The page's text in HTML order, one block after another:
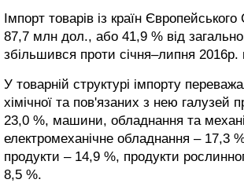
Імпорт товарів із країн
87,7 млн дол., або 41,9 % від
збільшився проти січня–липня 2016р.
У товарній структурі імпорту
хімічної та пов'язаних з нею галузей
23,0 %, машини, обладнання та
електромеханічне обладнання – 17,3
продукти – 14,9 %, продукти
8,5 %.